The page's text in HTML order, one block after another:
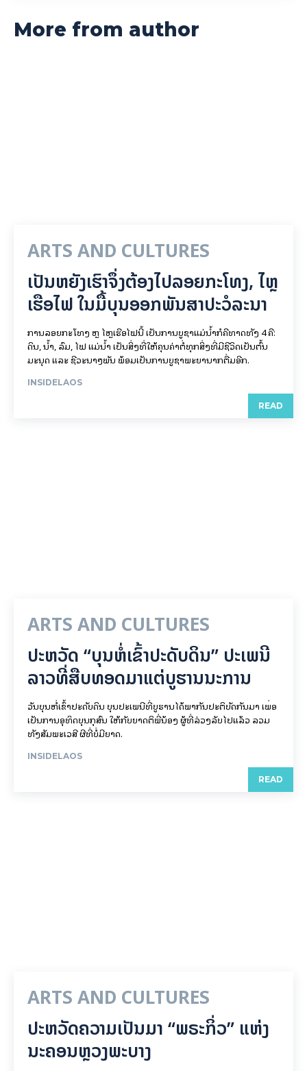
More from author
ARTS AND CULTURES
ເປັນ​ຫຍັງ​ເຮົາ​ຈຶ່ງ​ຕ້ອງ​ໄປລອຍ​ກະ​ໂທງ, ໄຫຼ​
ເຮືອ​ໄຟ ໃນ​ມື້​​ບຸນ​ອອກ​ພັນ​ສາ​ປະ​ວໍ​ລະ​ນາ
ການລອຍ​ກະ​ໂທງ ຫຼື ໄຫຼເຮືອໄຟນີ້ ເປັນການບູຊາແມ່ນໍ້າກໍຄືທາດທັງ 4 ຄື:
ດິນ, ນໍ້າ, ລົມ, ໄຟ ແມ່ນໍ້າ ເປັນສິ່ງທີ່ໃຫ້ຄຸນຄ່າຕໍ່ທຸກສິ່ງທີ່ມີຊີວິດເປັນຕົ້ນ
ມະນຸດ ແລະ ຊີວະນາໆພັນ ພ້ອມເປັນການບູຊາພະຍານາກຕື່ມອີກ.
INSIDELAOS
READ
ARTS AND CULTURES
ປະຫວັດ “ບຸນຫໍ່ເຂົ້າປະດັບດິນ” ປະເພນີ
ລາວທີ່ສືບທອດມາແຕ່ບູຮານນະການ
ວັນບຸນຫໍ່ເຂົ້າປະດັບດິນ ບຸນປະເພນີທີ່ບູຮານໄດ້ພາກັນປະຕິບັດກັນມາ ເພື່ອ
ເປັນການອຸທິດບຸນກຸສົນ ໃຫ້ກັບຍາດຕິພີ່ນ້ອງ ຜູ້ທີ່ລ່ວງລັບໄປແລ້ວ ລວມ
ທັງສັມພະເວສີ ຜີທີ່ບໍ່ມີຍາດ.
INSIDELAOS
READ
ARTS AND CULTURES
ປະຫວັດຄວາມເປັນມາ “ພຣະກິ່ວ” ແຫ່ງ
ນະຄອນຫຼວງພະບາງ